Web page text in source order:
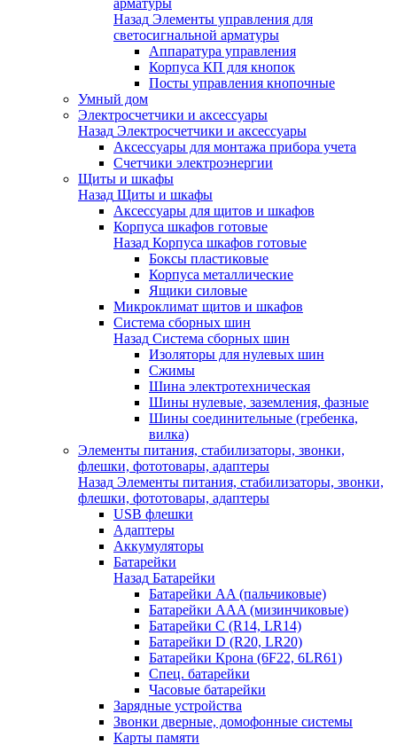
арматуры
Назад Элементы управления для
светосигнальной арматуры
Аппаратура управления
Корпуса КП для кнопок
Посты управления кнопочные
Умный дом
Электросчетчики и аксессуары
Назад Электросчетчики и аксессуары
Аксессуары для монтажа прибора учета
Счетчики электроэнергии
Щиты и шкафы
Назад Щиты и шкафы
Аксессуары для щитов и шкафов
Корпуса шкафов готовые
Назад Корпуса шкафов готовые
Боксы пластиковые
Корпуса металлические
Ящики силовые
Микроклимат щитов и шкафов
Система сборных шин
Назад Система сборных шин
Изоляторы для нулевых шин
Сжимы
Шина электротехническая
Шины нулевые, заземления, фазные
Шины соединительные (гребенка,
вилка)
Элементы питания, стабилизаторы, звонки,
флешки, фототовары, адаптеры
Назад Элементы питания, стабилизаторы, звонки,
флешки, фототовары, адаптеры
USB флешки
Адаптеры
Аккумуляторы
Батарейки
Назад Батарейки
Батарейки AA (пальчиковые)
Батарейки AAA (мизинчиковые)
Батарейки C (R14, LR14)
Батарейки D (R20, LR20)
Батарейки Крона (6F22, 6LR61)
Спец. батарейки
Часовые батарейки
Зарядные устройства
Звонки дверные, домофонные системы
Карты памяти